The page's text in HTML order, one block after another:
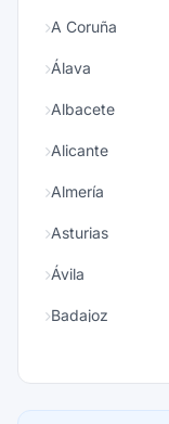
A Coruña
Álava
Albacete
Alicante
Almería
Asturias
Ávila
Badajoz